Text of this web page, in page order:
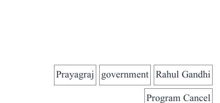
Rahul Gandhi
government
Prayagraj
Program Cancel